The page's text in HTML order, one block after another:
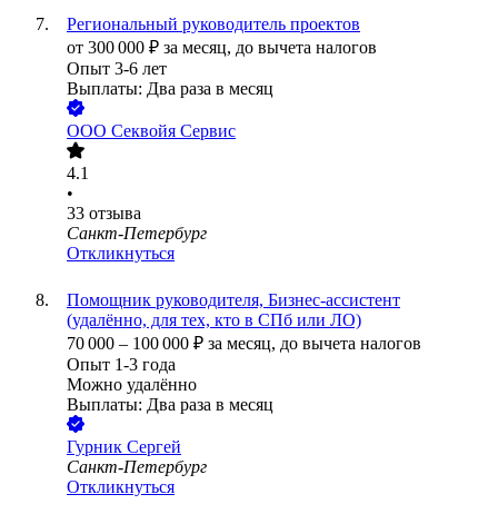
Региональный руководитель проектов
от 300 000 ₽ за месяц, до вычета налогов
Опыт 3-6 лет
Выплаты: Два раза в месяц
ООО Секвойя Сервис
4.1
•
33 отзыва
Санкт-Петербург
Откликнуться
Помощник руководителя, Бизнес-ассистент
(удалённо, для тех, кто в СПб или ЛО)
70 000 – 100 000 ₽ за месяц, до вычета налогов
Опыт 1-3 года
Можно удалённо
Выплаты: Два раза в месяц
Гурник Сергей
Санкт-Петербург
Откликнуться